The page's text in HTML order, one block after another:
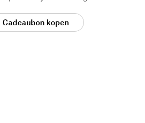
Cadeaubon kopen